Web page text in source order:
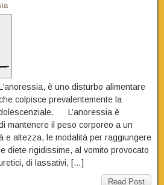
è uno disturbo alimentare
colpisce prevalentemente la
L’anoressia è
mantenere il peso corporeo a un
e altezza, le modalità per raggiungere
diete rigidissime, al vomito provocato
di lassativi, […]
Read Post